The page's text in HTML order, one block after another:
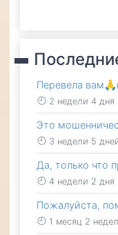
Перевела
2 недели 4 дня
Это
3 недели 5
Да, только что
4 недели 2 дня
Пожалуйста,
1 месяц 2